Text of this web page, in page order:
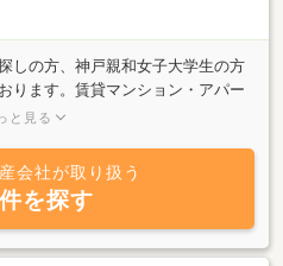
しの方、神戸親和女子大学生の方
ります。賃貸マンション・アパー
リー（2DK・3LDKなど）まで、ご
ざいます。
と見る
会社が取り扱う
を探す